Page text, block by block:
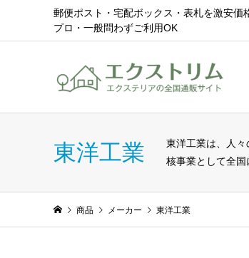
郵便ポスト・宅配ボックス・表札を激安価
プロ・一般問わずご利用OK
東洋工業
東洋工業は、人
核事業として全国
商品 メーカー 東洋工業